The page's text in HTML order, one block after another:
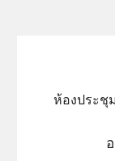
ห้องประชุ